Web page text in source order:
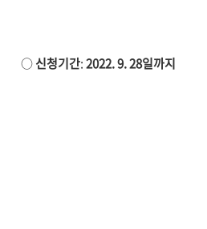
○신청기간:2022. 9. 28일까지